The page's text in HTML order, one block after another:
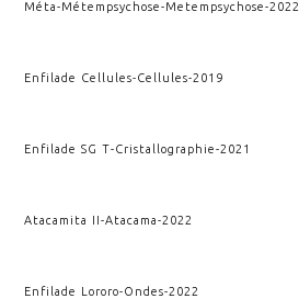
Méta-Métempsychose-Metempsychose-2022
Enfilade Cellules-Cellules-2019
Enfilade SG T-Cristallographie-2021
Atacamita II-Atacama-2022
Enfilade Lororo-Ondes-2022